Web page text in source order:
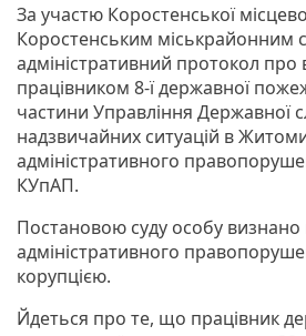
За участю Коростенської
Коростенським міськрайонним
адміністративний протокол про
працівником 8-ї державної
частини Управління Державної
надзвичайних ситуацій в
адміністративного
КУпАП.
Постановою суду особу
адміністративного
корупцією.
Йдеться про те, що працівник